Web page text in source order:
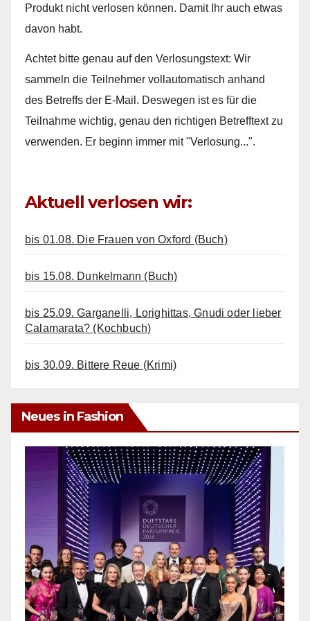
Produkt nicht verlosen können. Damit Ihr auch etwas
davon habt.
Achtet bitte genau auf den Verlosungstext: Wir
sammeln die Teilnehmer vollautomatisch anhand
des Betreffs der E-Mail. Deswegen ist es für die
Teilnahme wichtig, genau den richtigen Betrefftext zu
verwenden. Er beginn immer mit "Verlosung...".
Aktuell verlosen wir:
bis 01.08. Die Frauen von Oxford (Buch)
bis 15.08. Dunkelmann (Buch)
bis 25.09. Garganelli, Lorighittas, Gnudi oder lieber
Calamarata? (Kochbuch)
bis 30.09. Bittere Reue (Krimi)
Neues in Fashion